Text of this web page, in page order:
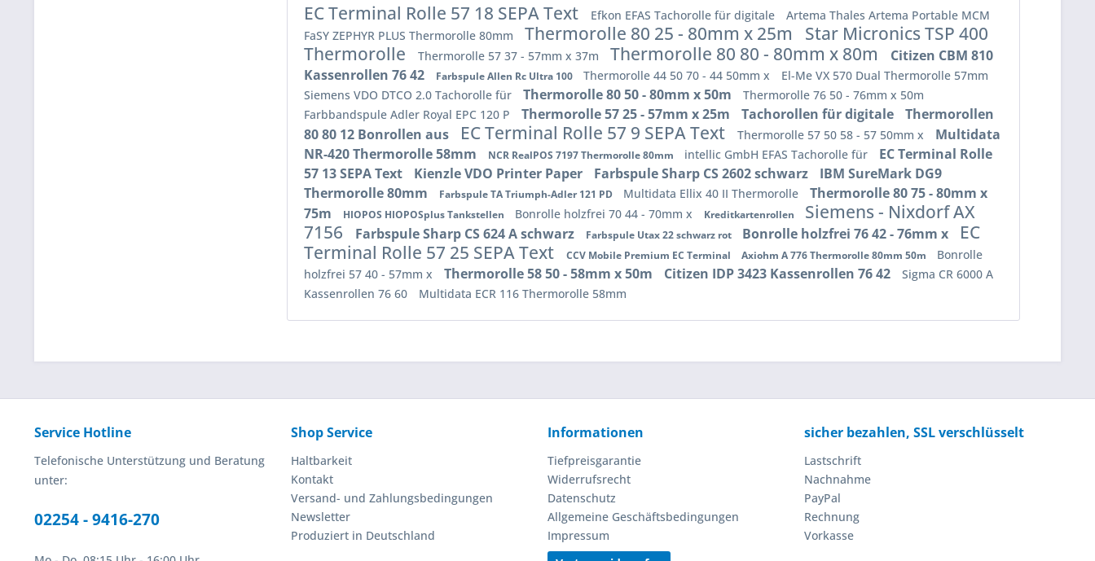
EC Terminal Rolle 57 18 SEPA Text Efkon EFAS Tachorolle für digitale
Artema Thales Artema Portable MCM
FaSY ZEPHYR PLUS Thermorolle 80mm
Thermorolle 80 25 - 80mm x 25m
Star Micronics TSP 400
Thermorolle
Thermorolle 57 37 - 57mm x 37m Thermorolle 80 80 - 80mm x 80m
Citizen CBM 810
Kassenrollen 76 42
Farbspule Allen Rc Ultra 100 Thermorolle 44 50 70 - 44 50mm x
El-Me VX 570 Dual Thermorolle 57mm
Siemens VDO DTCO 2.0 Tachorolle für
Thermorolle 80 50 - 80mm x 50m
Thermorolle 76 50 - 76mm x 50m
Farbbandspule Adler Royal EPC 120 P
Thermorolle 57 25 - 57mm x 25m Tachorollen für digitale
Thermorollen
80 80 12 Bonrollen aus
EC Terminal Rolle 57 9 SEPA Text Thermorolle 57 50 58 - 57 50mm x
Multidata
NR-420 Thermorolle 58mm
NCR RealPOS 7197 Thermorolle 80mm intellic GmbH EFAS Tachorolle für
EC Terminal Rolle
57 13 SEPA Text
Kienzle VDO Printer Paper Farbspule Sharp CS 2602 schwarz
IBM SureMark DG9
Thermorolle 80mm
Farbspule TA Triumph-Adler 121 PD Multidata Ellix 40 II Thermorolle
Thermorolle 80 75 - 80mm x
75m
HIOPOS HIOPOSplus Tankstellen Bonrolle holzfrei 70 44 - 70mm x Kreditkartenrollen
Siemens - Nixdorf AX
7156
Farbspule Sharp CS 624 A schwarz Farbspule Utax 22 schwarz rot Bonrolle holzfrei 76 42 - 76mm x
EC
Terminal Rolle 57 25 SEPA Text
CCV Mobile Premium EC Terminal Axiohm A 776 Thermorolle 80mm 50m
Bonrolle
holzfrei 57 40 - 57mm x
Thermorolle 58 50 - 58mm x 50m Citizen IDP 3423 Kassenrollen 76 42
Sigma CR 6000 A
Kassenrollen 76 60
Multidata ECR 116 Thermorolle 58mm
Service Hotline
Telefonische Unterstützung und Beratung
unter:
02254 - 9416-270
Shop Service
Haltbarkeit
Kontakt
Versand- und Zahlungsbedingungen
Newsletter
Produziert in Deutschland
Informationen
Tiefpreisgarantie
Widerrufsrecht
Datenschutz
Allgemeine Geschäftsbedingungen
Impressum
sicher bezahlen, SSL verschlüsselt
Lastschrift
Nachnahme
PayPal
Rechnung
Vorkasse